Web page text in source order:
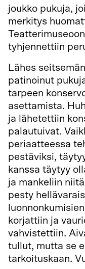
joukko pukuja,
merkitys
tyhjennettiin
Lähes
patinoinut
tarpeen
asettamista.
ja lähetettiin
palautuivat.
periaatteessa
pestäviksi,
kanssa täytyy
ja mankeliin
pesty
korjattiin ja
vahvistettiin.
tullut, mutta se
tarkoituskaan.